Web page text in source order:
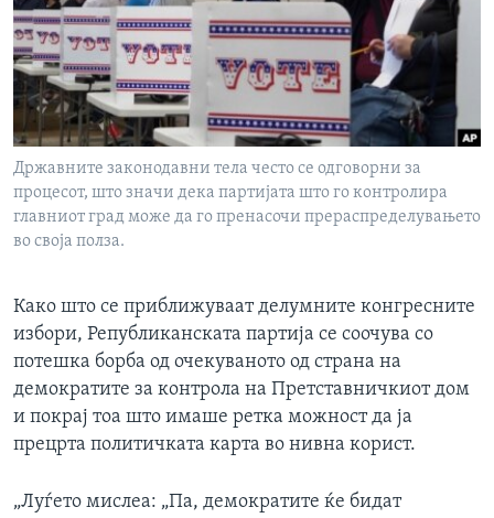
ИНТЕРВЈУА
Јазици
Државните законодавни тела често се одговорни за
процесот, што значи дека партијата што го контролира
главниот град може да го пренасочи прераспределувањето
во своја полза.
Како што се приближуваат делумните конгресните
избори, Републиканската партија се соочува со
потешка борба од очекуваното од страна на
демократите за контрола на Претставничкиот дом
и покрај тоа што имаше ретка можност да ја
прецрта политичката карта во нивна корист.
„Луѓето мислеа: „Па, демократите ќе бидат